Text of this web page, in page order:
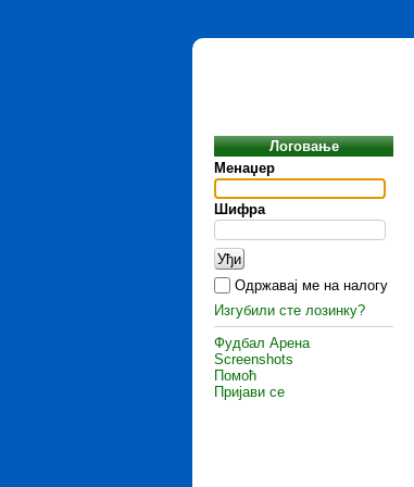
Логовање
Менаџер
Шифра
Одржавај ме на налогу
Изгубили сте лозинку?
Фудбал Арена
Screenshots
Помоћ
Пријави се